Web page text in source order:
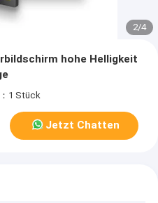
2/4
hohe Helligkeit
1 Stück
Jetzt Chatten